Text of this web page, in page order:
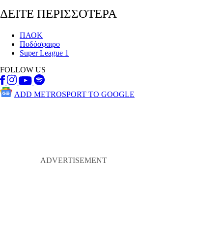
ΔΕΙΤΕ ΠΕΡΙΣΣΟΤΕΡΑ
ΠΑΟΚ
Ποδόσφαιρο
Super League 1
FOLLOW US
ADD METROSPORT TO GOOGLE